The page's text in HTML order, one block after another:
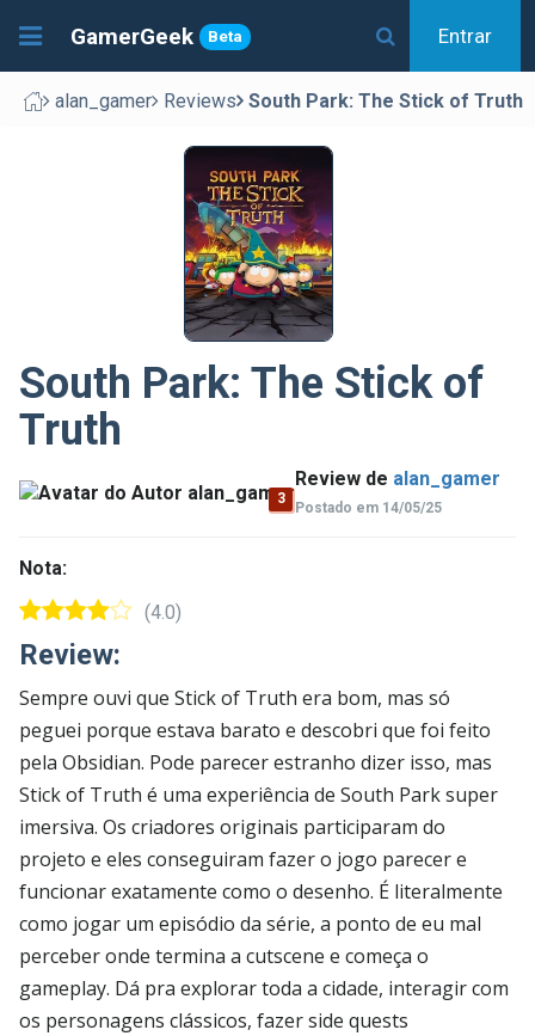
GamerGeek Beta Entrar
alan_gamer Reviews South Park: The Stick of Truth
South Park: The Stick of
Truth
3
Review de alan_gamer
Postado em 14/05/25
Nota:
(4.0)
Review:
Sempre ouvi que Stick of Truth era bom, mas só
peguei porque estava barato e descobri que foi feito
pela Obsidian. Pode parecer estranho dizer isso, mas
Stick of Truth é uma experiência de South Park super
imersiva. Os criadores originais participaram do
projeto e eles conseguiram fazer o jogo parecer e
funcionar exatamente como o desenho. É literalmente
como jogar um episódio da série, a ponto de eu mal
perceber onde termina a cutscene e começa o
gameplay. Dá pra explorar toda a cidade, interagir com
os personagens clássicos, fazer side quests